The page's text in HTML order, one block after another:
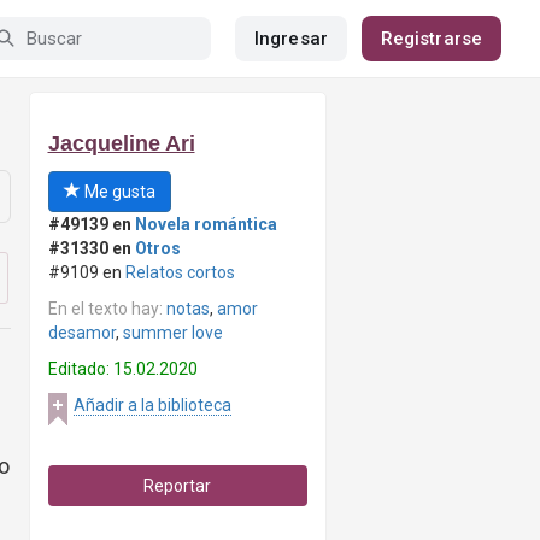
Ingresar Registrarse
Jacqueline Ari
Me gusta
#49139 en Novela romántica
#31330 en Otros
#9109 en Relatos cortos
En el texto hay: notas, amor
desamor, summer love
Editado: 15.02.2020
Añadir a la biblioteca
Reportar